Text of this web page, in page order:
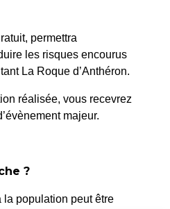
permettra
les risques encourus
La Roque d’Anthéron.
réalisée, vous recevrez
majeur.
?
la population peut être